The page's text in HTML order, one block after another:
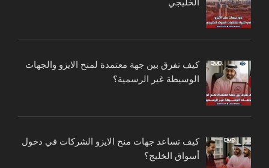
الخليجي
كيف تفرق بين جهة معتمدة لمنح الايزو والجهات
الوسيطة غير الرسمية؟
كيف تساعد جهات منح الايزو الشركات في دخول
أسواق الخليج؟